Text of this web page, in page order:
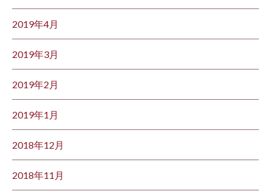
2019年4月
2019年3月
2019年2月
2019年1月
2018年12月
2018年11月